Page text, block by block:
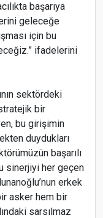
başarıya
geleceğe
için bu
ifadelerini
sektördeki
bir
bu girişimin
duydukları
başarılı
sinerjiyi her geçen
erkek
asker hem bir
sarsılmaz